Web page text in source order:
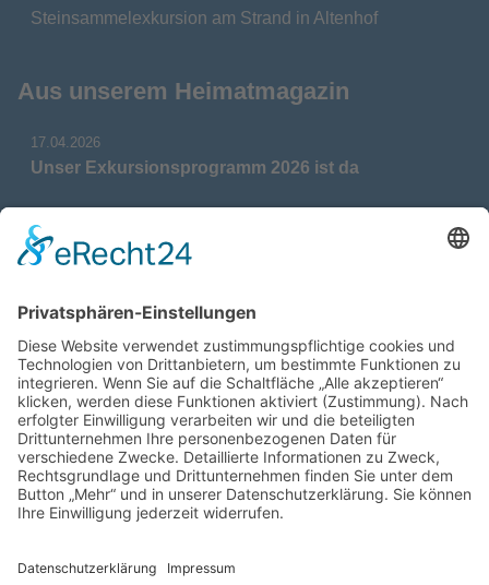
Steinsammelexkursion am Strand in Altenhof
Aus unserem Heimatmagazin
17.04.2026
Unser Exkursionsprogramm 2026 ist da
17.04.2026
Verdienstmedaille für Telse Stoy
Das war: Munition im Meer
17.04.2026
Fahrtenprogramm 2026 ist fertig
12.10.2025
Darstellung verschiedener Orte innerhalb des
Gebiets der Heimatgemeinschaft Eckernförde